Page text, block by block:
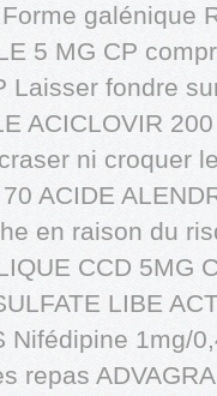
galénique
5 MG CP
Laisser fondre
ACICLOVIR
ni croquer
ACIDE
en raison du
CCD 5MG
LIBE
Nifédipine 1mg/
repas